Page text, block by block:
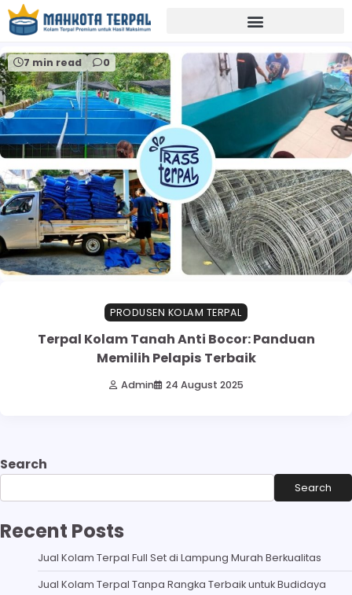
Home terpal untuk tambak
7 min read 0
PRODUSEN KOLAM TERPAL
Terpal Kolam Tanah Anti Bocor: Panduan
Memilih Pelapis Terbaik
Admin 24 August 2025
Search
Search
Recent Posts
Jual Kolam Terpal Full Set di Lampung Murah Berkualitas
Jual Kolam Terpal Tanpa Rangka Terbaik untuk Budidaya